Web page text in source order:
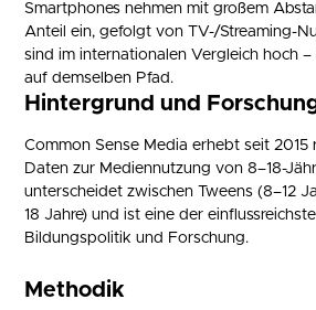
Smartphones nehmen mit großem
Anteil ein, gefolgt von TV-/Streaming-
sind im internationalen Vergleich hoch
auf demselben Pfad.
Hintergrund und
Common Sense Media erhebt seit 2015
Daten zur Mediennutzung von 8–18-
unterscheidet zwischen Tweens (8–12
18 Jahre) und ist eine der
Bildungspolitik und Forschung.
Methodik